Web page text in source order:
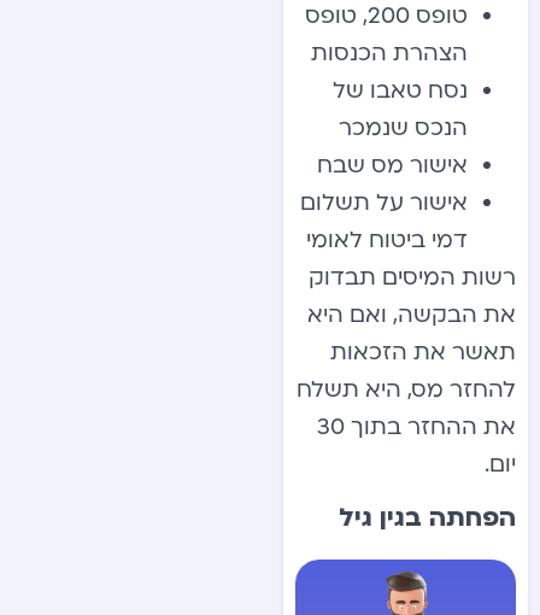
טופס 200, טופס
הצהרת הכנסות
נסח טאבו של
הנכס שנמכר
אישור מס שבח
אישור על תשלום
דמי ביטוח לאומי
רשות המיסים תבדוק
את הבקשה, ואם היא
תאשר את הזכאות
להחזר מס, היא תשלח
את ההחזר בתוך 30
יום.
הפחתה בגין גיל